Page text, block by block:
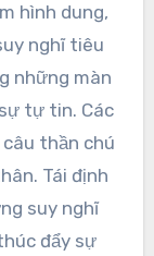
hình dung,
nghĩ tiêu
những màn
tự tin. Các
thần chú
Tái định
suy nghĩ
đẩy sự